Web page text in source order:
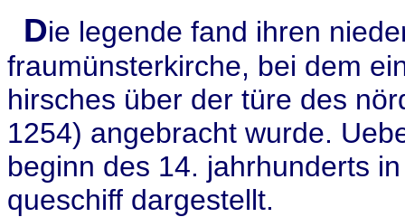
Die legende fand ihren
fraumünsterkirche, bei dem
hirsches über der türe des
1254) angebracht wurde.
beginn des 14. jahrhunderts
queschiff dargestellt.